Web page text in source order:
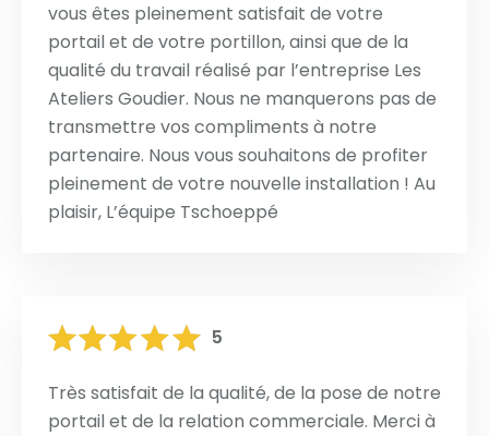
vous êtes pleinement satisfait de votre
portail et de votre portillon, ainsi que de la
qualité du travail réalisé par l’entreprise Les
Ateliers Goudier. Nous ne manquerons pas de
transmettre vos compliments à notre
partenaire. Nous vous souhaitons de profiter
pleinement de votre nouvelle installation ! Au
plaisir, L’équipe Tschoeppé
5
Très satisfait de la qualité, de la pose de notre
portail et de la relation commerciale. Merci à